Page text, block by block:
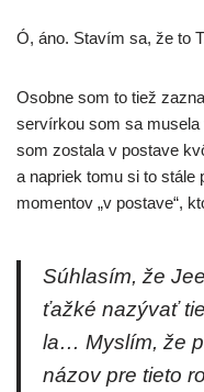
Ó, áno. Stavím sa, že to
Osobne som to tiež
ser­vír­kou som sa
som zosta­la v posta­ve
a napriek tomu si to stá­le
momen­tov „v posta­ve“,
Súhlasím, že
ťaž­ké nazý­vať
la… Myslím, že
názov pre tie­to